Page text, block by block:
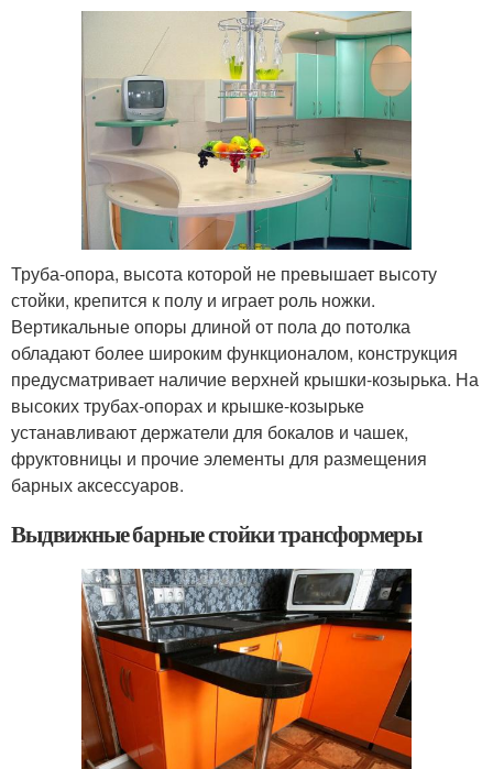
Труба-опора, высота которой не превышает высоту
стойки, крепится к полу и играет роль ножки.
Вертикальные опоры длиной от пола до потолка
обладают более широким функционалом, конструкция
предусматривает наличие верхней крышки-козырька. На
высоких трубах-опорах и крышке-козырьке
устанавливают держатели для бокалов и чашек,
фруктовницы и прочие элементы для размещения
барных аксессуаров.
Выдвижные барные стойки трансформеры